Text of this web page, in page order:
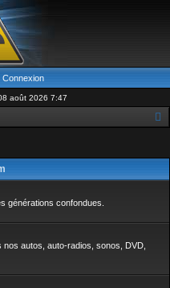
Connexion
août 2026 7:47
h
générations confondues.
autos, auto-radios, sonos, DVD,